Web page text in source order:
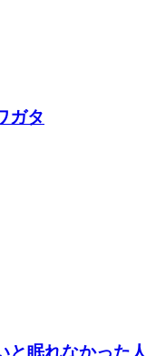
ガタ
と眠れなかった人